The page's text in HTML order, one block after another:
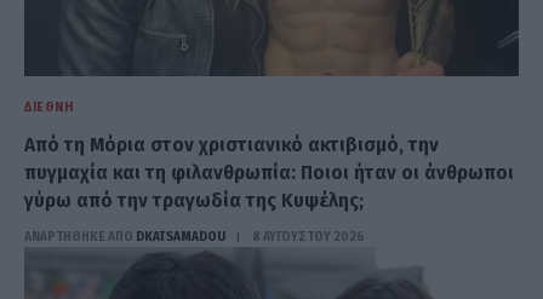
ΔΙΕΘΝΉ
Από τη Μόρια στον χριστιανικό ακτιβισμό, την
πυγμαχία και τη φιλανθρωπία: Ποιοι ήταν οι άνθρωποι
γύρω από την τραγωδία της Κυψέλης;
ΑΝΑΡΤΗΘΗΚΕ ΑΠΟ DKATSAMADOU 8 ΑΥΓΟΎΣΤΟΥ 2026